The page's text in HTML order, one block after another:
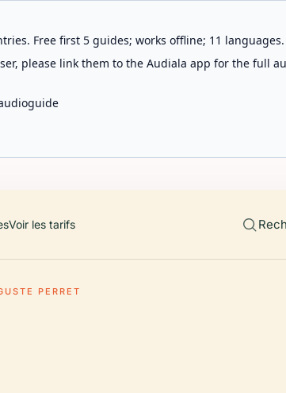
Free first 5 guides; works offline; 11
please link them to the Audiala app for the full
Voir les tarifs
PERRET